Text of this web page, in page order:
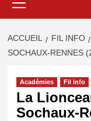
principal
ACCUEIL FIL INFO
SOCHAUX-RENNES
Académies Fil Info
La
Sochaux-